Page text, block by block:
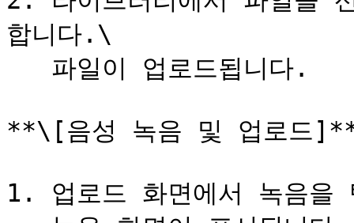
합니다.\
**\[음성 녹음 및 업로드
1. 업로드 화면에서 녹음을